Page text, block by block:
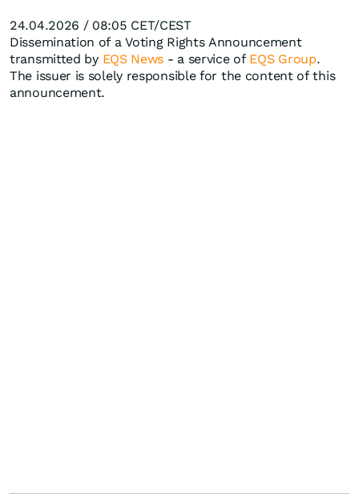
24.04.2026 / 08:05 CET/CEST
Dissemination of a Voting Rights Announcement
transmitted by EQS News - a service of EQS Group.
The issuer is solely responsible for the content of this
announcement.